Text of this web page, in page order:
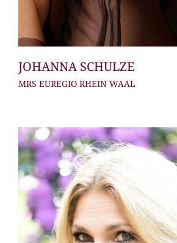
JOHANNA SCHULZE
MRS EUREGIO RHEIN WAAL